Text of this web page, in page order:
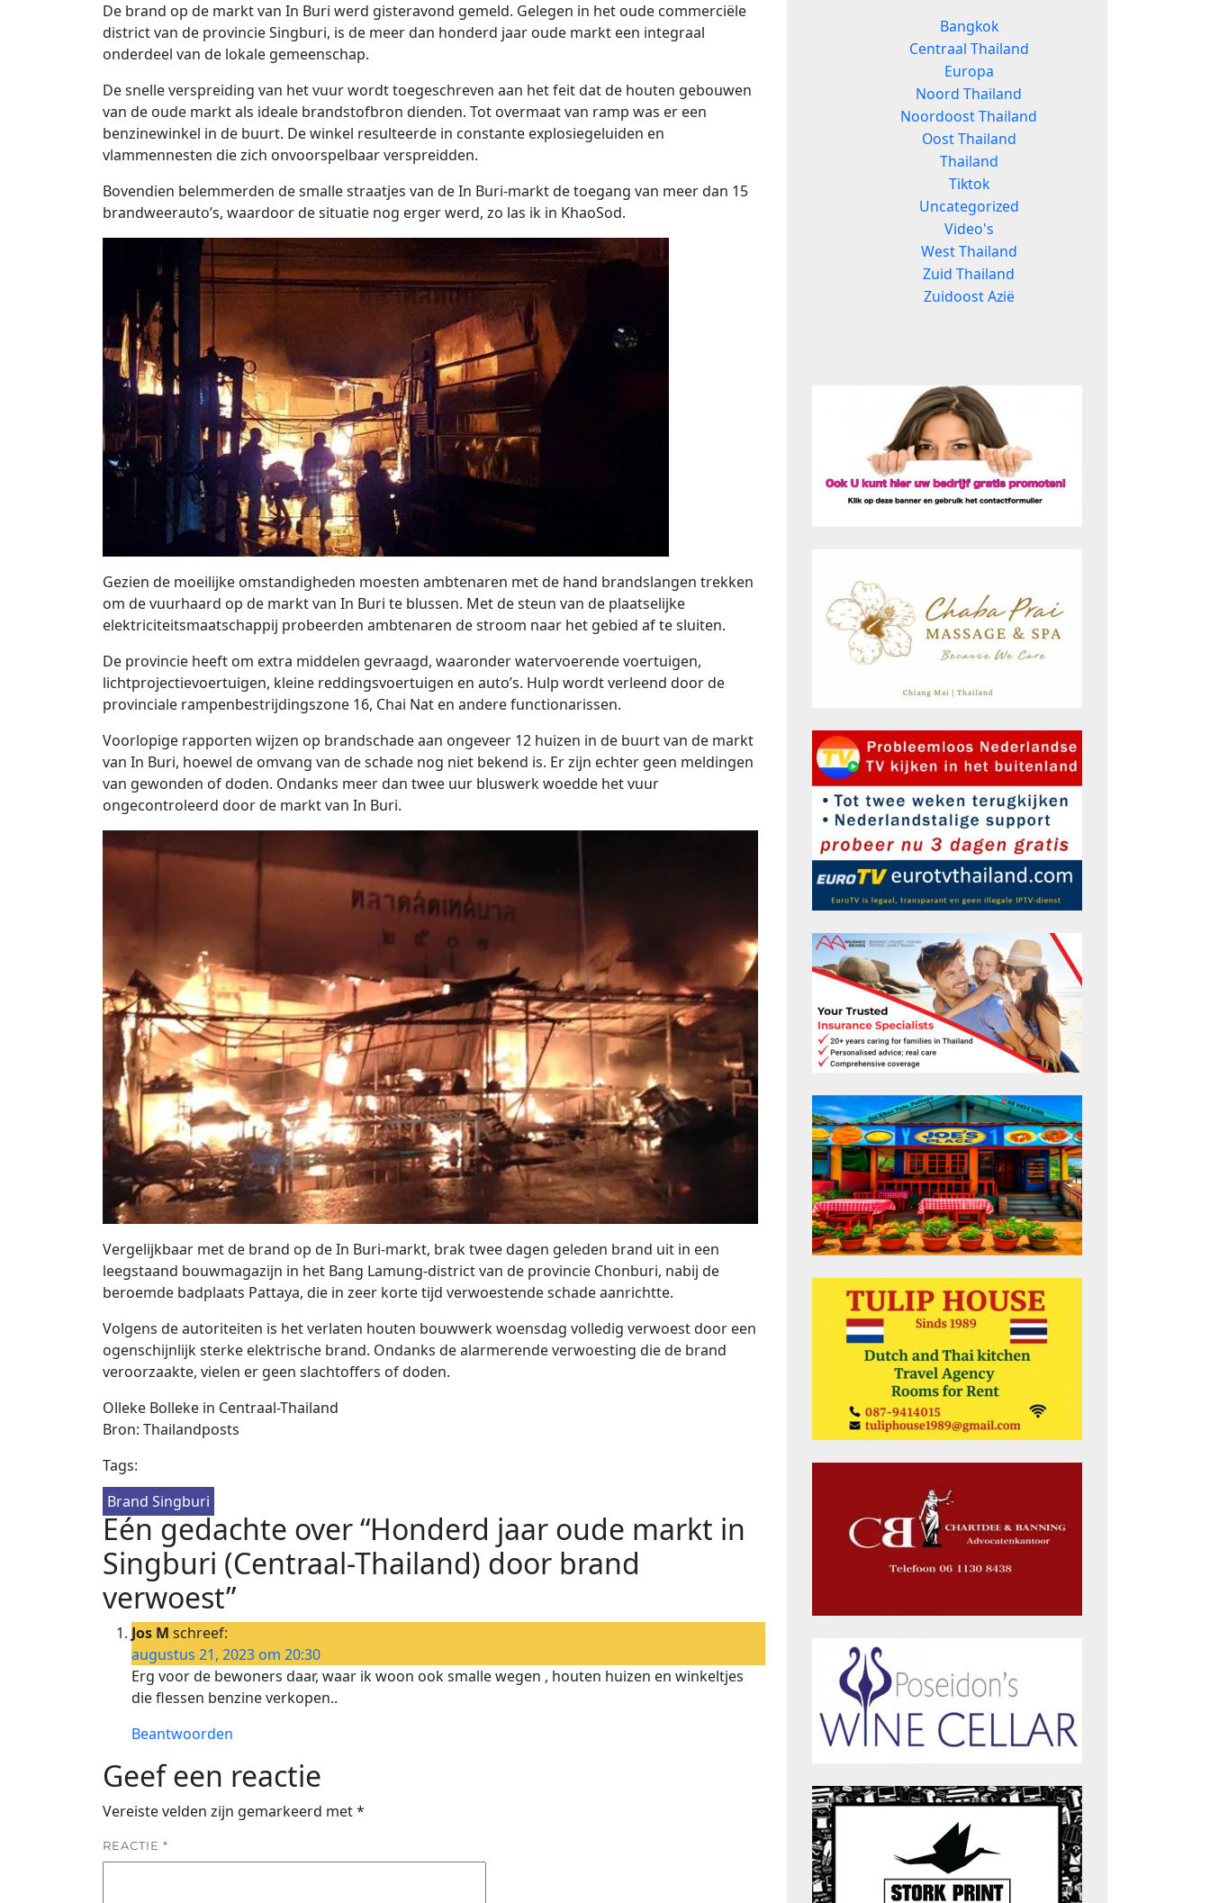
De brand op de markt van In Buri werd gisteravond gemeld. Gelegen in het oude commerciële
district van de provincie Singburi, is de meer dan honderd jaar oude markt een integraal
onderdeel van de lokale gemeenschap.
De snelle verspreiding van het vuur wordt toegeschreven aan het feit dat de houten gebouwen
van de oude markt als ideale brandstofbron dienden. Tot overmaat van ramp was er een
benzinewinkel in de buurt. De winkel resulteerde in constante explosiegeluiden en
vlammennesten die zich onvoorspelbaar verspreidden.
Bovendien belemmerden de smalle straatjes van de In Buri-markt de toegang van meer dan 15
brandweerauto’s, waardoor de situatie nog erger werd, zo las ik in KhaoSod.
Gezien de moeilijke omstandigheden moesten ambtenaren met de hand brandslangen trekken
om de vuurhaard op de markt van In Buri te blussen. Met de steun van de plaatselijke
elektriciteitsmaatschappij probeerden ambtenaren de stroom naar het gebied af te sluiten.
De provincie heeft om extra middelen gevraagd, waaronder watervoerende voertuigen,
lichtprojectievoertuigen, kleine reddingsvoertuigen en auto’s. Hulp wordt verleend door de
provinciale rampenbestrijdingszone 16, Chai Nat en andere functionarissen.
Voorlopige rapporten wijzen op brandschade aan ongeveer 12 huizen in de buurt van de markt
van In Buri, hoewel de omvang van de schade nog niet bekend is. Er zijn echter geen meldingen
van gewonden of doden. Ondanks meer dan twee uur bluswerk woedde het vuur
ongecontroleerd door de markt van In Buri.
Vergelijkbaar met de brand op de In Buri-markt, brak twee dagen geleden brand uit in een
leegstaand bouwmagazijn in het Bang Lamung-district van de provincie Chonburi, nabij de
beroemde badplaats Pattaya, die in zeer korte tijd verwoestende schade aanrichtte.
Volgens de autoriteiten is het verlaten houten bouwwerk woensdag volledig verwoest door een
ogenschijnlijk sterke elektrische brand. Ondanks de alarmerende verwoesting die de brand
veroorzaakte, vielen er geen slachtoffers of doden.
Olleke Bolleke in Centraal-Thailand
Bron: Thailandposts
Tags:
Brand Singburi
Eén gedachte over “Honderd jaar oude markt in
Singburi (Centraal-Thailand) door brand
verwoest”
Jos M schreef:
augustus 21, 2023 om 20:30
Erg voor de bewoners daar, waar ik woon ook smalle wegen , houten huizen en winkeltjes
die flessen benzine verkopen..
Beantwoorden
Geef een reactie
Vereiste velden zijn gemarkeerd met*
REACTIE *
Bangkok
Centraal Thailand
Europa
Noord Thailand
Noordoost Thailand
Oost Thailand
Thailand
Tiktok
Uncategorized
Video's
West Thailand
Zuid Thailand
Zuidoost Azië